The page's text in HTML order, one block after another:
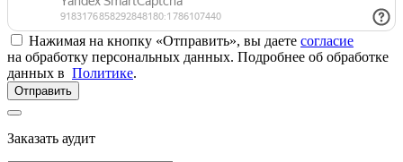
Нажимая на кнопку «Отправить», вы даете согласие
на обработку персональных данных. Подробнее об обработке
данных в Политике.
Отправить
Заказать аудит